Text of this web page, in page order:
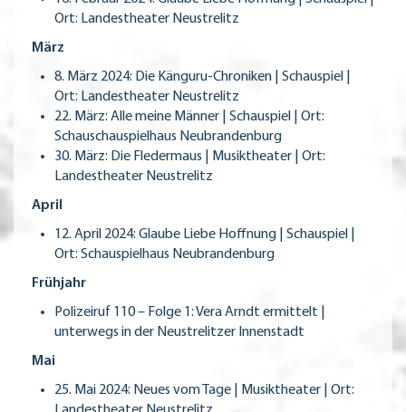
Ort: Landestheater Neustrelitz
März
8. März 2024: Die Känguru-Chroniken | Schauspiel |
Ort: Landestheater Neustrelitz
22. März: Alle meine Männer | Schauspiel | Ort:
Schauschauspielhaus Neubrandenburg
30. März: Die Fledermaus | Musiktheater | Ort:
Landestheater Neustrelitz
April
12. April 2024: Glaube Liebe Hoffnung | Schauspiel |
Ort: Schauspielhaus Neubrandenburg
Frühjahr
Polizeiruf 110 – Folge 1: Vera Arndt ermittelt |
unterwegs in der Neustrelitzer Innenstadt
Mai
25. Mai 2024: Neues vom Tage | Musiktheater | Ort: